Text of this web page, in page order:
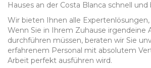
Hauses an der Costa Blanca schnell
Wir bieten Ihnen alle
Wenn Sie in Ihrem Zuhause irgendeine
durchführen müssen, beraten wir Sie
erfahrenem Personal mit absolutem
Arbeit perfekt ausführen wird.